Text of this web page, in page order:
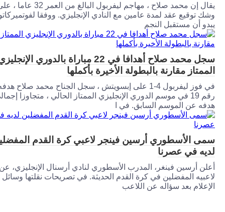
يقال إن محمد صلاح ، مهاجم ليفربول البالغ من العمر 32 عاما ، على
توقيع عقد لمدة عامين مع النادي الإنجليزي. ووفقا لفوتميركاتو ،
أن مستقبل النجم
سجل محمد صلاح أهدافا في 22 مباراة بالدوري الإنجليزي
مقارنة بالبطولة الأخيرة بأكملها
في فوز ليفربول 4-1 على إبسويتش ، سجل الجناح محمد صلاح هدفه
رقم 19 في موسم الدوري الإنجليزي الممتاز الحالي ، متجاوزا إجمالي
عن الموسم السابق. في ا
الأسطوري أرسين فينجر لاعبي كرة القدم المفضلين
في عصرنا
أرسين فينغر، المدرب الأسطوري لنادي أرسنال الإنجليزي، عن
المفضلين في كرة القدم الحديثة. في تصريحات نقلتها وسائل
بعد سؤاله عن اللاعب